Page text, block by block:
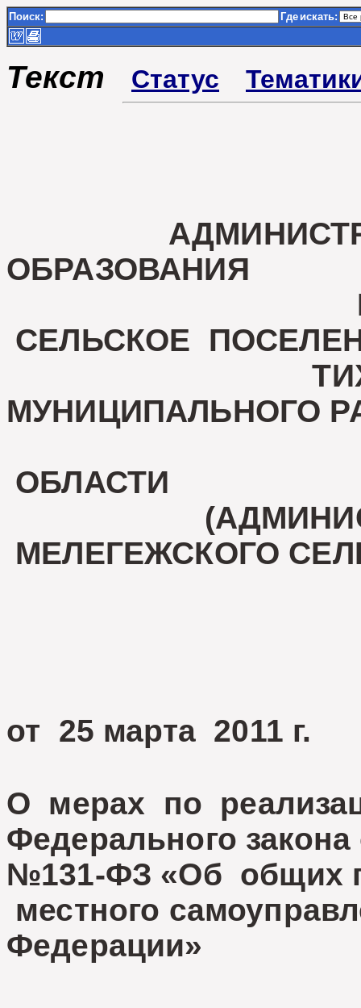
Поиск: Где искать:
Текст Статус
ОБРАЗОВАНИЯ
СЕЛЬСКОЕ
МУНИЦИПАЛЬНОГО
ОБЛАСТИ
МЕЛЕГЕЖСКОГО
от 25 марта
О мерах по
Федерального закона
№131-ФЗ «Об общих
местного
Федерации»